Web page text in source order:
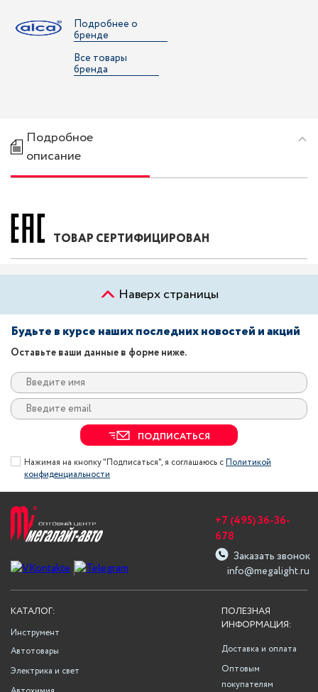
Подробнее о
бренде
Все товары
бренда
Подробное
описание
ТОВАР СЕРТИФИЦИРОВАН
Наверх страницы
Будьте в курсе наших последних новостей и акций
Оставьте ваши данные в форме ниже.
ПОДПИСАТЬСЯ
Нажимая на кнопку "Подписаться", я соглашаюсь сПолитикой
конфиденциальности
info@megalight.ru
+7 (495) 36-36-
678
Заказать звонок
ПОЛЕЗНАЯ
ИНФОРМАЦИЯ:
Доставка и оплата
Оптовым
покупателям
КАТАЛОГ:
Инструмент
Автотовары
Электрика и свет